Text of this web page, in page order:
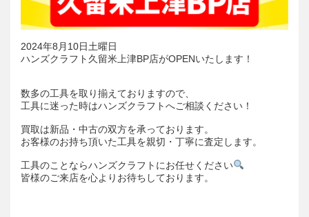
2024年8月10日土曜日
ハンズクラフト久留米上津BP店がOPENいたします！
数多の工具を取り揃えておりますので、
工具に迷った時はハンズクラフトへご相談ください！
買取は新品・中古の双方を承っております。
お客様のお持ち頂いた工具を親切・丁寧に査定します。
工具のことならハンズクラフトにお任せください
皆様のご来店を心よりお待ちしております。